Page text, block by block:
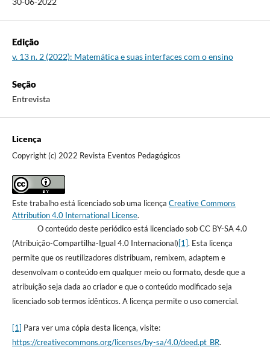
Edição
v. 13 n. 2 (2022): Matemática e suas interfaces com o ensino
Seção
Entrevista
Licença
Copyright (c) 2022 Revista Eventos Pedagógicos
Este trabalho está licenciado sob uma licença Creative Commons
Attribution 4.0 International License.
O conteúdo deste periódico está licenciado sob CC BY-SA 4.0
(Atribuição-Compartilha-Igual 4.0 Internacional)[1]. Esta licença
permite que os reutilizadores distribuam, remixem, adaptem e
desenvolvam o conteúdo em qualquer meio ou formato, desde que a
atribuição seja dada ao criador e que o conteúdo modificado seja
licenciado sob termos idênticos. A licença permite o uso comercial.
[1] Para ver uma cópia desta licença, visite:
https://creativecommons.org/licenses/by-sa/4.0/deed.pt_BR.